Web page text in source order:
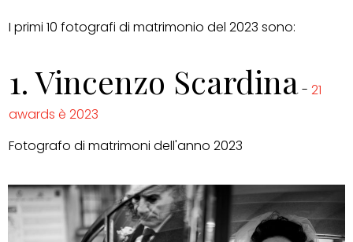
I primi 10 fotografi di matrimonio del 2023 sono:
1. Vincenzo Scardina- 21
awards è 2023
Fotografo di matrimoni dell'anno 2023